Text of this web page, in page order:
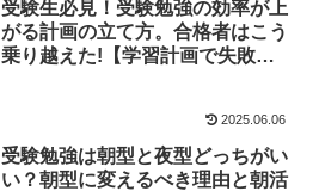
受験生必見！受験勉強の効率が上
がる計画の立て方。合格者はこう
乗り越えた!【学習計画で失敗し
2025.06.06
受験勉強は朝型と夜型どっちがい
い？朝型に変えるべき理由と朝活